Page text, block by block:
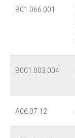
В01.066.001
В001.003.004
А06.07.12